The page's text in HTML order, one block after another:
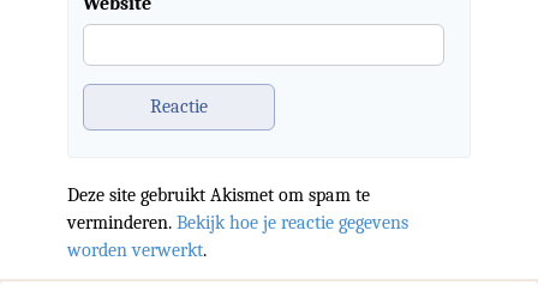
Deze site gebruikt Akismet om spam te
verminderen. Bekijk hoe je reactie gegevens
worden verwerkt.